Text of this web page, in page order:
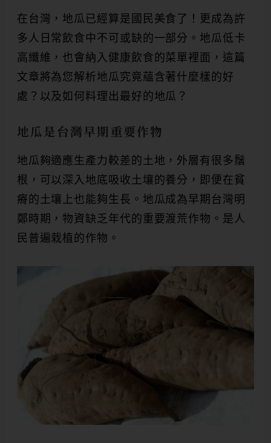
在台灣，地瓜已經算是國民美食了！更成為許
多人日常飲食中不可或缺的一部分。地瓜低卡
高纖維，也會納入健康飲食的菜單裡面，這篇
文章將為您解析地瓜究竟蘊含著什麼樣的好
處？以及如何料理出最好的地瓜？
地瓜是台灣早期重要作物
地瓜夠適應生產力較差的土地，外層有很多鬚
根，可以深入地底吸收土壤的養分，即便在貧
瘠的土壤上也能夠生長。地瓜成為早期台灣明
鄭時期，物資缺乏年代的重要渡荒作物。是人
民普遍栽植的作物。